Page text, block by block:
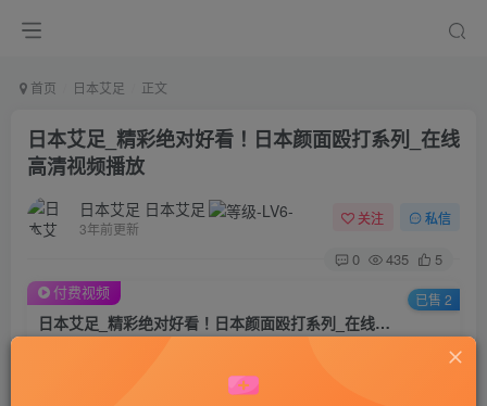
首页 日本艾足 正文
日本艾足_精彩绝对好看！日本颜面殴打系列_在线
高清视频播放
日本艾足 日本艾足
3年前更新
关注 私信
0 435 5
日本艾足_精彩绝对好看！日本颜面殴打系列_在线高清视频播放
50
付费视频 已售 2